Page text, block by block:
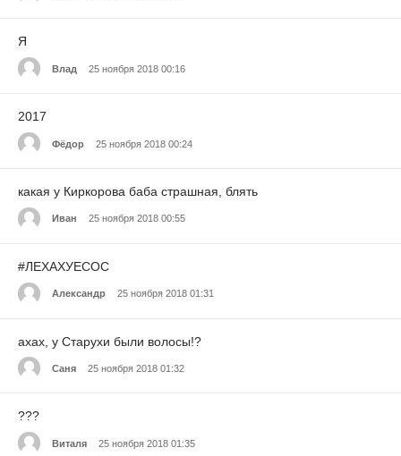
Я
Влад 25 ноября 2018 00:16
2017
Фёдор 25 ноября 2018 00:24
какая у Киркорова баба страшная, блять
Иван 25 ноября 2018 00:55
#ЛЕХАХУЕСОС
Александр 25 ноября 2018 01:31
ахах, у Старухи были волосы!?
Саня 25 ноября 2018 01:32
???
Виталя 25 ноября 2018 01:35